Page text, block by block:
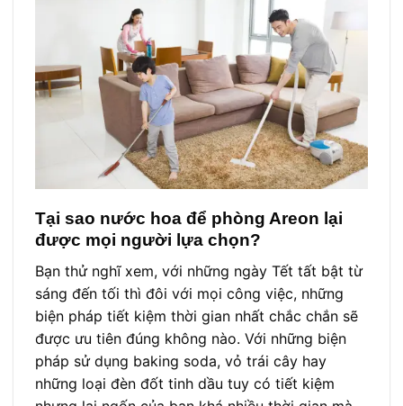
Tại sao nước hoa để phòng Areon lại
được mọi người lựa chọn?
Bạn thử nghĩ xem, với những ngày Tết tất bật từ
sáng đến tối thì đôi với mọi công việc, những
biện pháp tiết kiệm thời gian nhất chắc chắn sẽ
được ưu tiên đúng không nào. Với những biện
pháp sử dụng baking soda, vỏ trái cây hay
những loại đèn đốt tinh dầu tuy có tiết kiệm